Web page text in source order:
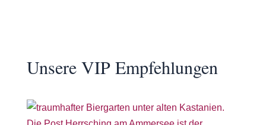
Unsere VIP Empfehlungen